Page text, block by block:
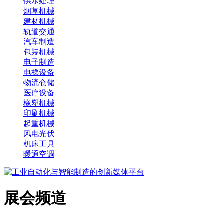
烟草机械
建材机械
轨道交通
汽车制造
包装机械
电子制造
电梯设备
物流仓储
医疗设备
橡塑机械
印刷机械
起重机械
风电光伏
机床工具
暖通空调
展会频道